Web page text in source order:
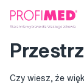
Czy wiesz, że